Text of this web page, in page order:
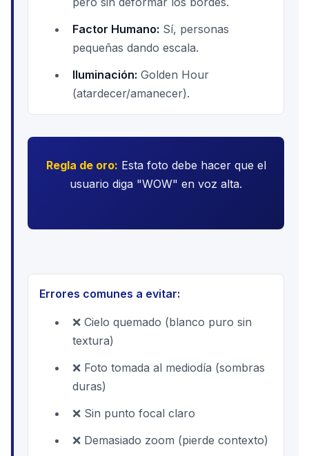
Factor Humano: Sí, personas
pequeñas dando escala.
Iluminación: Golden Hour
(atardecer/amanecer).
Regla de oro: Esta foto debe hacer que el
usuario diga "WOW" en voz alta.
Después
Antes
Errores comunes a evitar:
❌ Cielo quemado (blanco puro sin
textura)
❌ Foto tomada al mediodía (sombras
duras)
❌ Sin punto focal claro
❌ Demasiado zoom (pierde contexto)